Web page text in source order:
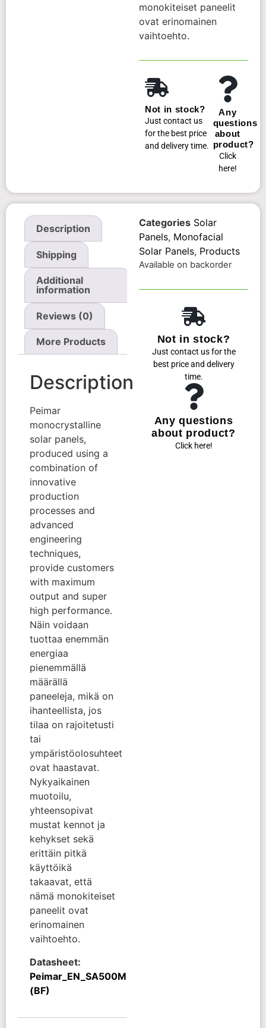
monokiteiset paneelit
ovat erinomainen
vaihtoehto.
Not in stock?
Just contact us
for the best price
and delivery time.
Any
questions
about
product?
Click
here!
Description
Shipping
Additional
information
Reviews (0)
More Products
Description
Peimar
monocrystalline
solar panels,
produced using a
combination of
innovative
production
processes and
advanced
engineering
techniques,
provide customers
with maximum
output and super
high performance.
Näin voidaan
tuottaa enemmän
energiaa
pienemmällä
määrällä
paneeleja, mikä on
ihanteellista, jos
tilaa on rajoitetusti
tai
ympäristöolosuhteet
ovat haastavat.
Nykyaikainen
muotoilu,
yhteensopivat
mustat kennot ja
kehykset sekä
erittäin pitkä
käyttöikä
takaavat, että
nämä monokiteiset
paneelit ovat
erinomainen
vaihtoehto.
Datasheet:
Peimar_EN_SA500M
(BF)
Categories Solar
Panels, Monofacial
Solar Panels, Products
Available on backorder
Not in stock?
Just contact us for the
best price and delivery
time.
Any questions
about product?
Click here!